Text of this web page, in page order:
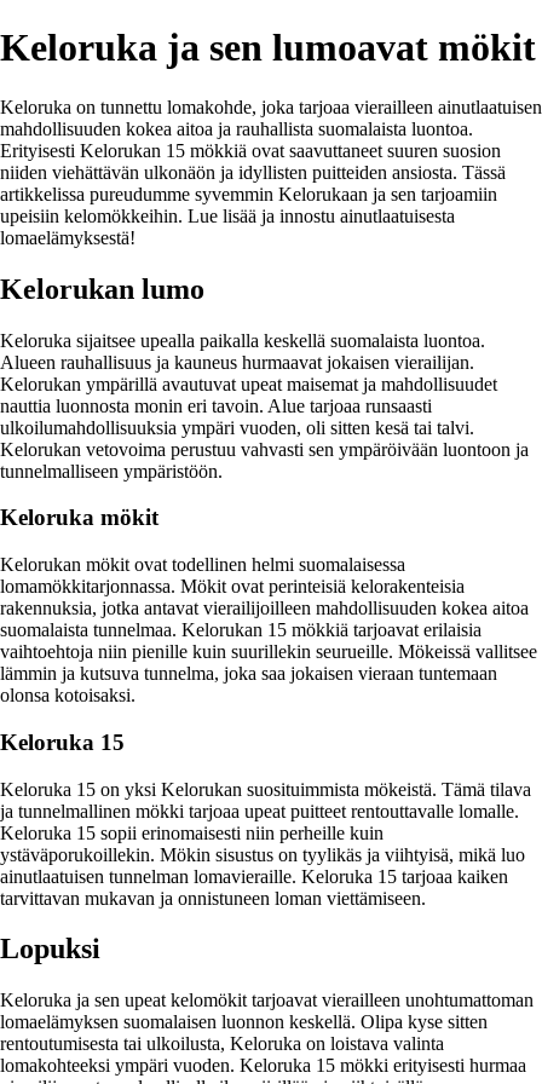
Keloruka ja sen lumoavat mökit
Keloruka on tunnettu lomakohde, joka tarjoaa vierailleen ainutlaatuisen
mahdollisuuden kokea aitoa ja rauhallista suomalaista luontoa.
Erityisesti Kelorukan 15 mökkiä ovat saavuttaneet suuren suosion
niiden viehättävän ulkonäön ja idyllisten puitteiden ansiosta. Tässä
artikkelissa pureudumme syvemmin Kelorukaan ja sen tarjoamiin
upeisiin kelomökkeihin. Lue lisää ja innostu ainutlaatuisesta
lomaelämyksestä!
Kelorukan lumo
Keloruka sijaitsee upealla paikalla keskellä suomalaista luontoa.
Alueen rauhallisuus ja kauneus hurmaavat jokaisen vierailijan.
Kelorukan ympärillä avautuvat upeat maisemat ja mahdollisuudet
nauttia luonnosta monin eri tavoin. Alue tarjoaa runsaasti
ulkoilumahdollisuuksia ympäri vuoden, oli sitten kesä tai talvi.
Kelorukan vetovoima perustuu vahvasti sen ympäröivään luontoon ja
tunnelmalliseen ympäristöön.
Keloruka mökit
Kelorukan mökit ovat todellinen helmi suomalaisessa
lomamökkitarjonnassa. Mökit ovat perinteisiä kelorakenteisia
rakennuksia, jotka antavat vierailijoilleen mahdollisuuden kokea aitoa
suomalaista tunnelmaa. Kelorukan 15 mökkiä tarjoavat erilaisia
vaihtoehtoja niin pienille kuin suurillekin seurueille. Mökeissä vallitsee
lämmin ja kutsuva tunnelma, joka saa jokaisen vieraan tuntemaan
olonsa kotoisaksi.
Keloruka 15
Keloruka 15 on yksi Kelorukan suosituimmista mökeistä. Tämä tilava
ja tunnelmallinen mökki tarjoaa upeat puitteet rentouttavalle lomalle.
Keloruka 15 sopii erinomaisesti niin perheille kuin
ystäväporukoillekin. Mökin sisustus on tyylikäs ja viihtyisä, mikä luo
ainutlaatuisen tunnelman lomavieraille. Keloruka 15 tarjoaa kaiken
tarvittavan mukavan ja onnistuneen loman viettämiseen.
Lopuksi
Keloruka ja sen upeat kelomökit tarjoavat vierailleen unohtumattoman
lomaelämyksen suomalaisen luonnon keskellä. Olipa kyse sitten
rentoutumisesta tai ulkoilusta, Keloruka on loistava valinta
lomakohteeksi ympäri vuoden. Keloruka 15 mökki erityisesti hurmaa